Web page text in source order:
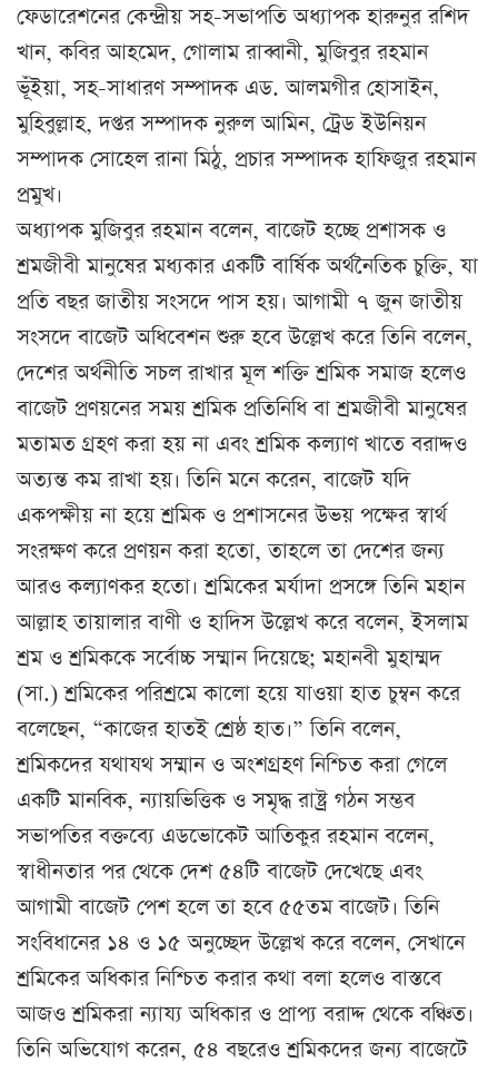
ফেডারেশনের কেন্দ্রীয় সহ-সভাপতি অধ্যাপক হারুনুর রশিদ
খান, কবির আহমেদ, গোলাম রাব্বানী, মুজিবুর রহমান
ভূঁইয়া, সহ-সাধারণ সম্পাদক এড. আলমগীর হোসাইন,
মুহিবুল্লাহ, দপ্তর সম্পাদক নুরুল আমিন, ট্রেড ইউনিয়ন
সম্পাদক সোহেল রানা মিঠু, প্রচার সম্পাদক হাফিজুর রহমান
প্রমুখ।
অধ্যাপক মুজিবুর রহমান বলেন, বাজেট হচ্ছে প্রশাসক ও
শ্রমজীবী মানুষের মধ্যকার একটি বার্ষিক অর্থনৈতিক চুক্তি, যা
প্রতি বছর জাতীয় সংসদে পাস হয়। আগামী ৭ জুন জাতীয়
সংসদে বাজেট অধিবেশন শুরু হবে উল্লেখ করে তিনি বলেন,
দেশের অর্থনীতি সচল রাখার মূল শক্তি শ্রমিক সমাজ হলেও
বাজেট প্রণয়নের সময় শ্রমিক প্রতিনিধি বা শ্রমজীবী মানুষের
মতামত গ্রহণ করা হয় না এবং শ্রমিক কল্যাণ খাতে বরাদ্দও
অত্যন্ত কম রাখা হয়। তিনি মনে করেন, বাজেট যদি
একপক্ষীয় না হয়ে শ্রমিক ও প্রশাসনের উভয় পক্ষের স্বার্থ
সংরক্ষণ করে প্রণয়ন করা হতো, তাহলে তা দেশের জন্য
আরও কল্যাণকর হতো। শ্রমিকের মর্যাদা প্রসঙ্গে তিনি মহান
আল্লাহ তায়ালার বাণী ও হাদিস উল্লেখ করে বলেন, ইসলাম
শ্রম ও শ্রমিককে সর্বোচ্চ সম্মান দিয়েছে; মহানবী মুহাম্মদ
(সা.) শ্রমিকের পরিশ্রমে কালো হয়ে যাওয়া হাত চুম্বন করে
বলেছেন, “কাজের হাতই শ্রেষ্ঠ হাত।” তিনি বলেন,
শ্রমিকদের যথাযথ সম্মান ও অংশগ্রহণ নিশ্চিত করা গেলে
একটি মানবিক, ন্যায়ভিত্তিক ও সমৃদ্ধ রাষ্ট্র গঠন সম্ভব
সভাপতির বক্তব্যে এডভোকেট আতিকুর রহমান বলেন,
স্বাধীনতার পর থেকে দেশ ৫৪টি বাজেট দেখেছে এবং
আগামী বাজেট পেশ হলে তা হবে ৫৫তম বাজেট। তিনি
সংবিধানের ১৪ ও ১৫ অনুচ্ছেদ উল্লেখ করে বলেন, সেখানে
শ্রমিকের অধিকার নিশ্চিত করার কথা বলা হলেও বাস্তবে
আজও শ্রমিকরা ন্যায্য অধিকার ও প্রাপ্য বরাদ্দ থেকে বঞ্চিত।
তিনি অভিযোগ করেন, ৫৪ বছরেও শ্রমিকদের জন্য বাজেটে